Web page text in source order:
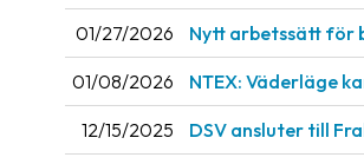
01/27/2026 Nytt arbetssätt för
01/08/2026 NTEX: Väderläge
12/15/2025 DSV ansluter till